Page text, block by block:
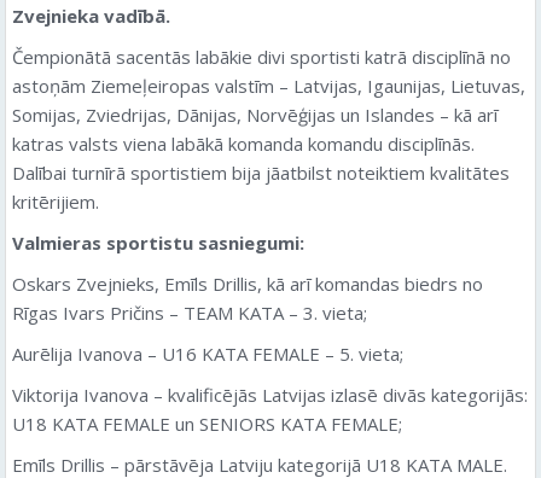
Zvejnieka vadībā.
Čempionātā sacentās labākie divi sportisti katrā disciplīnā no
astoņām Ziemeļeiropas valstīm – Latvijas, Igaunijas, Lietuvas,
Somijas, Zviedrijas, Dānijas, Norvēģijas un Islandes – kā arī
katras valsts viena labākā komanda komandu disciplīnās.
Dalībai turnīrā sportistiem bija jāatbilst noteiktiem kvalitātes
kritērijiem.
Valmieras sportistu sasniegumi:
Oskars Zvejnieks, Emīls Drillis, kā arī komandas biedrs no
Rīgas Ivars Pričins – TEAM KATA – 3. vieta;
Aurēlija Ivanova – U16 KATA FEMALE – 5. vieta;
Viktorija Ivanova – kvalificējās Latvijas izlasē divās kategorijās:
U18 KATA FEMALE un SENIORS KATA FEMALE;
Emīls Drillis – pārstāvēja Latviju kategorijā U18 KATA MALE.